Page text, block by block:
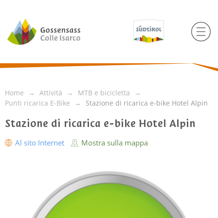
Home Attività
MTB e bicicletta
Punti ricarica E-Bike
Stazione di ricarica e-bike Hotel Alpin
Stazione di ricarica e-bike Hotel Alpin
Al sito Internet Mostra sulla mappa